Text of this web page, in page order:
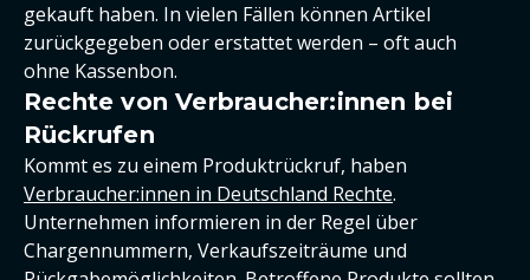
gekauft haben. In vielen Fällen können Artikel
zurückgegeben oder erstattet werden – oft auch
ohne Kassenbon.
Rechte von Verbraucher:innen bei
Rückrufen
Kommt es zu einem Produktrückruf, haben
Verbraucher:innen in Deutschland Rechte.
Unternehmen informieren in der Regel über
Chargennummern, Verkaufszeiträume und